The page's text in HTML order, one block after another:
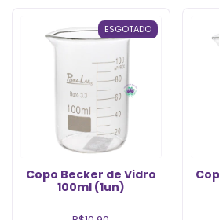
ESGOTADO
Copo Becker de Vidro
100ml (1un)